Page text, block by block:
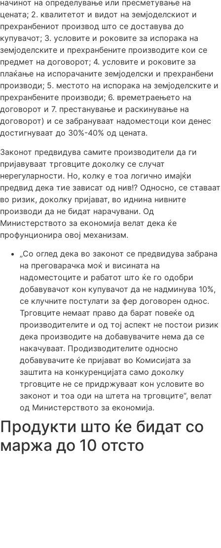
начинот на определување или пресметување на
цената; 2. квалитетот и видот на земјоделскиот и
прехранбениот производ што се доставува до
купувачот; 3. условите и роковите за испорака на
земјоделските и прехранбените производите кои се
предмет на договорот; 4. условите и роковите за
плаќање на испорачаните земјоделски и прехранбени
производи; 5. местото на испорака на земјоделските и
прехранбените производи; 6. времетраењето на
договорот и 7. престанување и раскинување на
договорот) и се забрануваат надоместоци кои денес
достигнуваат до 30%-40% од цената.
Законот предвидува самите производители да ги
пријавуваат трговците доколку се случат
нерегуларности. Но, колку е тоа логично имајќи
предвид дека тие зависат од нив!? Односно, се ставаат
во ризик, доколку пријават, во иднина нивните
производи да не бидат нарачувани. Од
Министерството за економија велат дека ќе
профунционира овој механизам.
„Со оглед дека во законот се предвидува забрана
на преговарачка моќ и висината на
надоместоците и рабатот што ќе го одобри
добавувачот кон купувачот да не надминува 10%,
се клучните постулати за фер договорен однос.
Трговците немаат право да барат повеќе од
производителите и од тој аспект не постои ризик
дека производите на добавувачите нема да се
накачуваат. Продизводителите односно
добавувачите ќе пријават во Комисијата за
заштита на конкуренцијата само доколку
трговците не се придржуваат кон условите во
законот и тоа оди на штета на трговците“, велат
од Министерството за економија.
Продукти што ќе бидат со
маржа до 10 отсто